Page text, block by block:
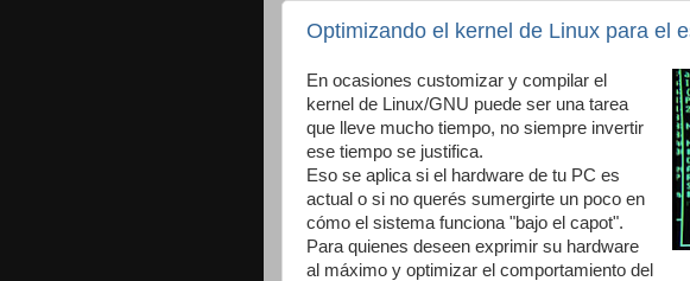
Optimizando el kernel de Linux para el
En ocasiones customizar y compilar el
kernel de Linux/GNU puede ser una tarea
que lleve mucho tiempo, no siempre invertir
ese tiempo se justifica.
Eso se aplica si el hardware de tu PC es
actual o si no querés sumergirte un poco en
cómo el sistema funciona "bajo el capot".
Para quienes deseen exprimir su hardware
al máximo y optimizar el comportamiento del